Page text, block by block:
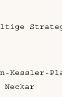
Kessler-
Neckar